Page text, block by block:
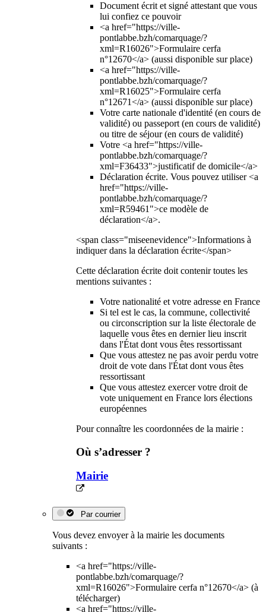
Document écrit et signé attestant que vous
lui confiez ce pouvoir
<a href="https://ville-
pontlabbe.bzh/comarquage/?
xml=R16026">Formulaire cerfa
n°12670</a> (aussi disponible sur place)
<a href="https://ville-
pontlabbe.bzh/comarquage/?
xml=R16025">Formulaire cerfa
n°12671</a> (aussi disponible sur place)
Votre carte nationale d'identité (en cours de
validité) ou passeport (en cours de validité)
ou titre de séjour (en cours de validité)
Votre <a href="https://ville-
pontlabbe.bzh/comarquage/?
xml=F36433">justificatif de domicile</a>
Déclaration écrite. Vous pouvez utiliser <a
href="https://ville-
pontlabbe.bzh/comarquage/?
xml=R59461">ce modèle de
déclaration</a>.
<span class="miseenevidence">Informations à
indiquer dans la déclaration écrite</span>
Cette déclaration écrite doit contenir toutes les
mentions suivantes :
Votre nationalité et votre adresse en France
Si tel est le cas, la commune, collectivité
ou circonscription sur la liste électorale de
laquelle vous êtes en dernier lieu inscrit
dans l'État dont vous êtes ressortissant
Que vous attestez ne pas avoir perdu votre
droit de vote dans l'État dont vous êtes
ressortissant
Que vous attestez exercer votre droit de
vote uniquement en France lors élections
européennes
Pour connaître les coordonnées de la mairie :
Où s’adresser ?
Mairie
Par courrier
Vous devez envoyer à la mairie les documents
suivants :
<a href="https://ville-
pontlabbe.bzh/comarquage/?
xml=R16026">Formulaire cerfa n°12670</a> (à
télécharger)
<a href="https://ville-